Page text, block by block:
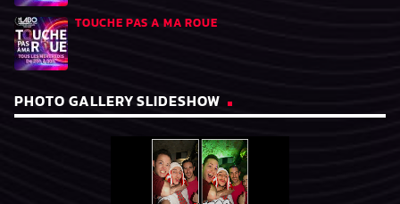
TOUCHE PAS A MA ROUE
PHOTO GALLERY SLIDESHOW